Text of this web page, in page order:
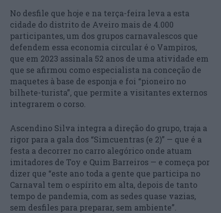
No desfile que hoje e na terça-feira leva a esta
cidade do distrito de Aveiro mais de 4.000
participantes, um dos grupos carnavalescos que
defendem essa economia circular é o Vampiros,
que em 2023 assinala 52 anos de uma atividade em
que se afirmou como especialista na conceção de
maquetes à base de esponja e foi “pioneiro no
bilhete-turista”, que permite a visitantes externos
integrarem o corso.
Ascendino Silva integra a direção do grupo, traja a
rigor para a gala dos “Simcuentras (e 2)” — que é a
festa a decorrer no carro alegórico onde atuam
imitadores de Toy e Quim Barreiros — e começa por
dizer que “este ano toda a gente que participa no
Carnaval tem o espírito em alta, depois de tanto
tempo de pandemia, com as sedes quase vazias,
sem desfiles para preparar, sem ambiente”.